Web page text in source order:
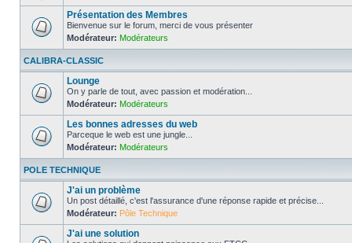
Présentation des Membres
Bienvenue sur le forum, merci de vous présenter
Modérateur: Modérateurs
CALIBRA-CLASSIC
Lounge
On y parle de tout, avec passion et modération...
Modérateur: Modérateurs
Les bonnes adresses du web
Parceque le web est une jungle...
Modérateur: Modérateurs
POLE TECHNIQUE
J'ai un problème
Un post détaillé, c'est l'assurance d'une réponse rapide et précise...
Modérateur: Pôle Technique
J'ai une solution